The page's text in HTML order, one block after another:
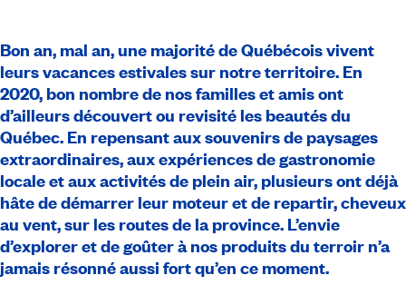
Bon an, mal an, une majorité de Québécois vivent
leurs vacances estivales sur notre territoire. En
2020, bon nombre de nos familles et amis ont
d’ailleurs découvert ou revisité les beautés du
Québec. En repensant aux souvenirs de paysages
extraordinaires, aux expériences de gastronomie
locale et aux activités de plein air, plusieurs ont déjà
hâte de démarrer leur moteur et de repartir, cheveux
au vent, sur les routes de la province. L’envie
d’explorer et de goûter à nos produits du terroir n’a
jamais résonné aussi fort qu’en ce moment.